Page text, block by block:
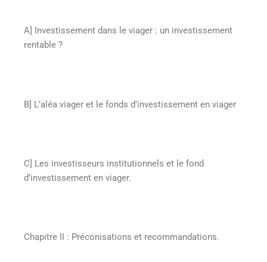
A] Investissement dans le viager : un investissement
rentable ?
B] L’aléa viager et le fonds d’investissement en viager
C] Les investisseurs institutionnels et le fond
d’investissement en viager.
Chapitre II : Préconisations et recommandations.